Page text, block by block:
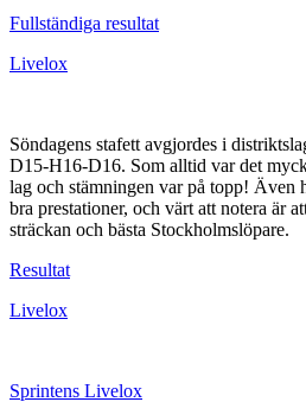
Fullständiga resultat
Livelox
Söndagens stafett avgjordes i
D15-H16-D16. Som alltid var det
lag och stämningen var på topp! Även
bra prestationer, och värt att notera är
sträckan och bästa Stockholmslöpare.
Resultat
Livelox
Sprintens Livelox